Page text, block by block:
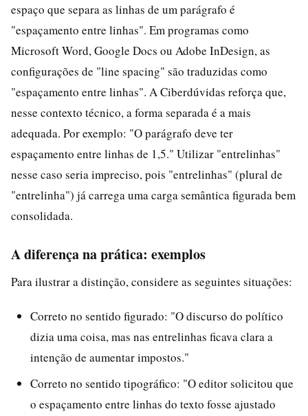
espaço que separa as linhas de um parágrafo é
"espaçamento entre linhas". Em programas como
Microsoft Word, Google Docs ou Adobe InDesign, as
configurações de "line spacing" são traduzidas como
"espaçamento entre linhas". A Ciberdúvidas reforça que,
nesse contexto técnico, a forma separada é a mais
adequada. Por exemplo: "O parágrafo deve ter
espaçamento entre linhas de 1,5." Utilizar "entrelinhas"
nesse caso seria impreciso, pois "entrelinhas" (plural de
"entrelinha") já carrega uma carga semântica figurada bem
consolidada.
A diferença na prática: exemplos
Para ilustrar a distinção, considere as seguintes situações:
Correto no sentido figurado: "O discurso do político
dizia uma coisa, mas nas entrelinhas ficava clara a
intenção de aumentar impostos."
Correto no sentido tipográfico: "O editor solicitou que
o espaçamento entre linhas do texto fosse ajustado